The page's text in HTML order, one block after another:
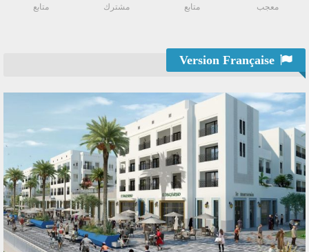
معجب متابع مشترك متابع